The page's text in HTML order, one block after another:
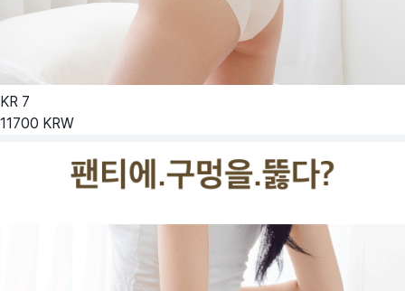
KR 7
11700 KRW